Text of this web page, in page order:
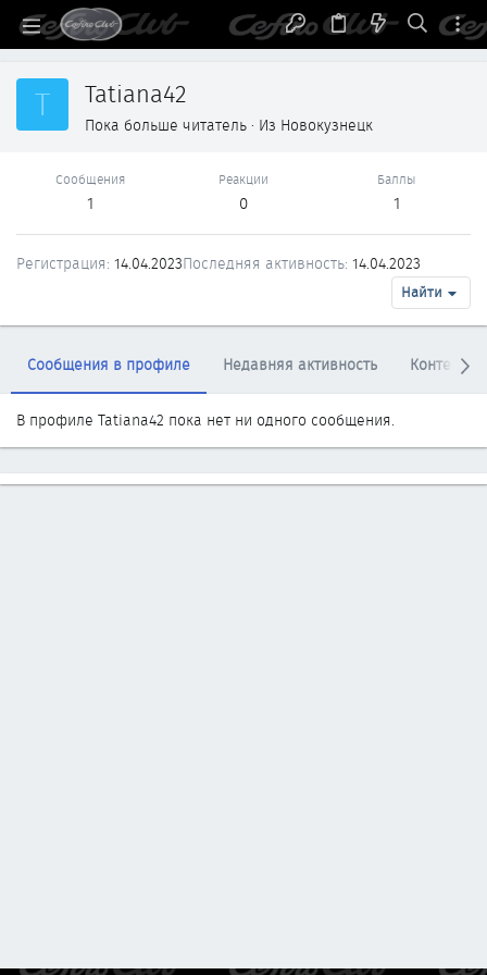
T Tatiana42
Пока больше читатель · Из Новокузнецк
Сообщения
1
Реакции
0
Баллы
1
Регистрация 14.04.2023Последняя активность 14.04.2023
Найти
Сообщения в профиле Недавняя активность Контент
В профиле Tatiana42 пока нет ни одного сообщения.